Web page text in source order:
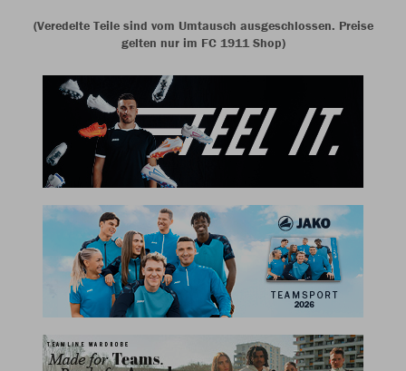
(Veredelte Teile sind vom Umtausch ausgeschlossen. Preise
gelten nur im FC 1911 Shop)